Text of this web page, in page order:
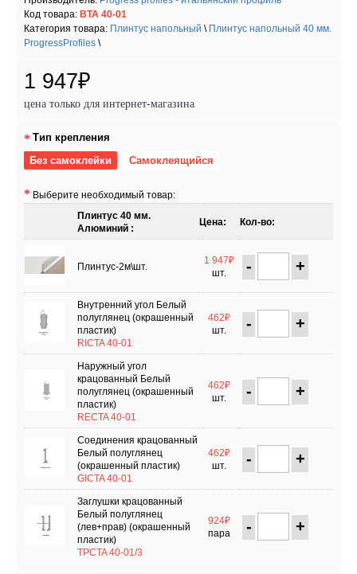
Код товара: BTA 40-01
Категория товара: Плинтус напольный \ Плинтус напольный 40 мм.
ProgressProfiles \
1 947₽
цена только для интернет-магазина
Тип крепления
Без самоклейки
Самоклеящийся
Выберите необходимый товар:
Плинтус 40 мм.
Алюминий :
Цена: Кол-во:
Плинтус-2м\шт.
1 947₽
шт.
- +
Внутренний угол Белый
полуглянец (окрашенный
пластик)
RICTA 40-01
462₽
шт.
- +
Наружный угол
крацованный Белый
полуглянец (окрашенный
пластик)
RECTA 40-01
462₽
шт.
- +
Соединения крацованный
Белый полуглянец
(окрашенный пластик)
GICTA 40-01
462₽
шт.
- +
Заглушки крацованный
Белый полуглянец
(лев+прав) (окрашенный
пластик)
TPCTA 40-01/3
924₽
пара
- +